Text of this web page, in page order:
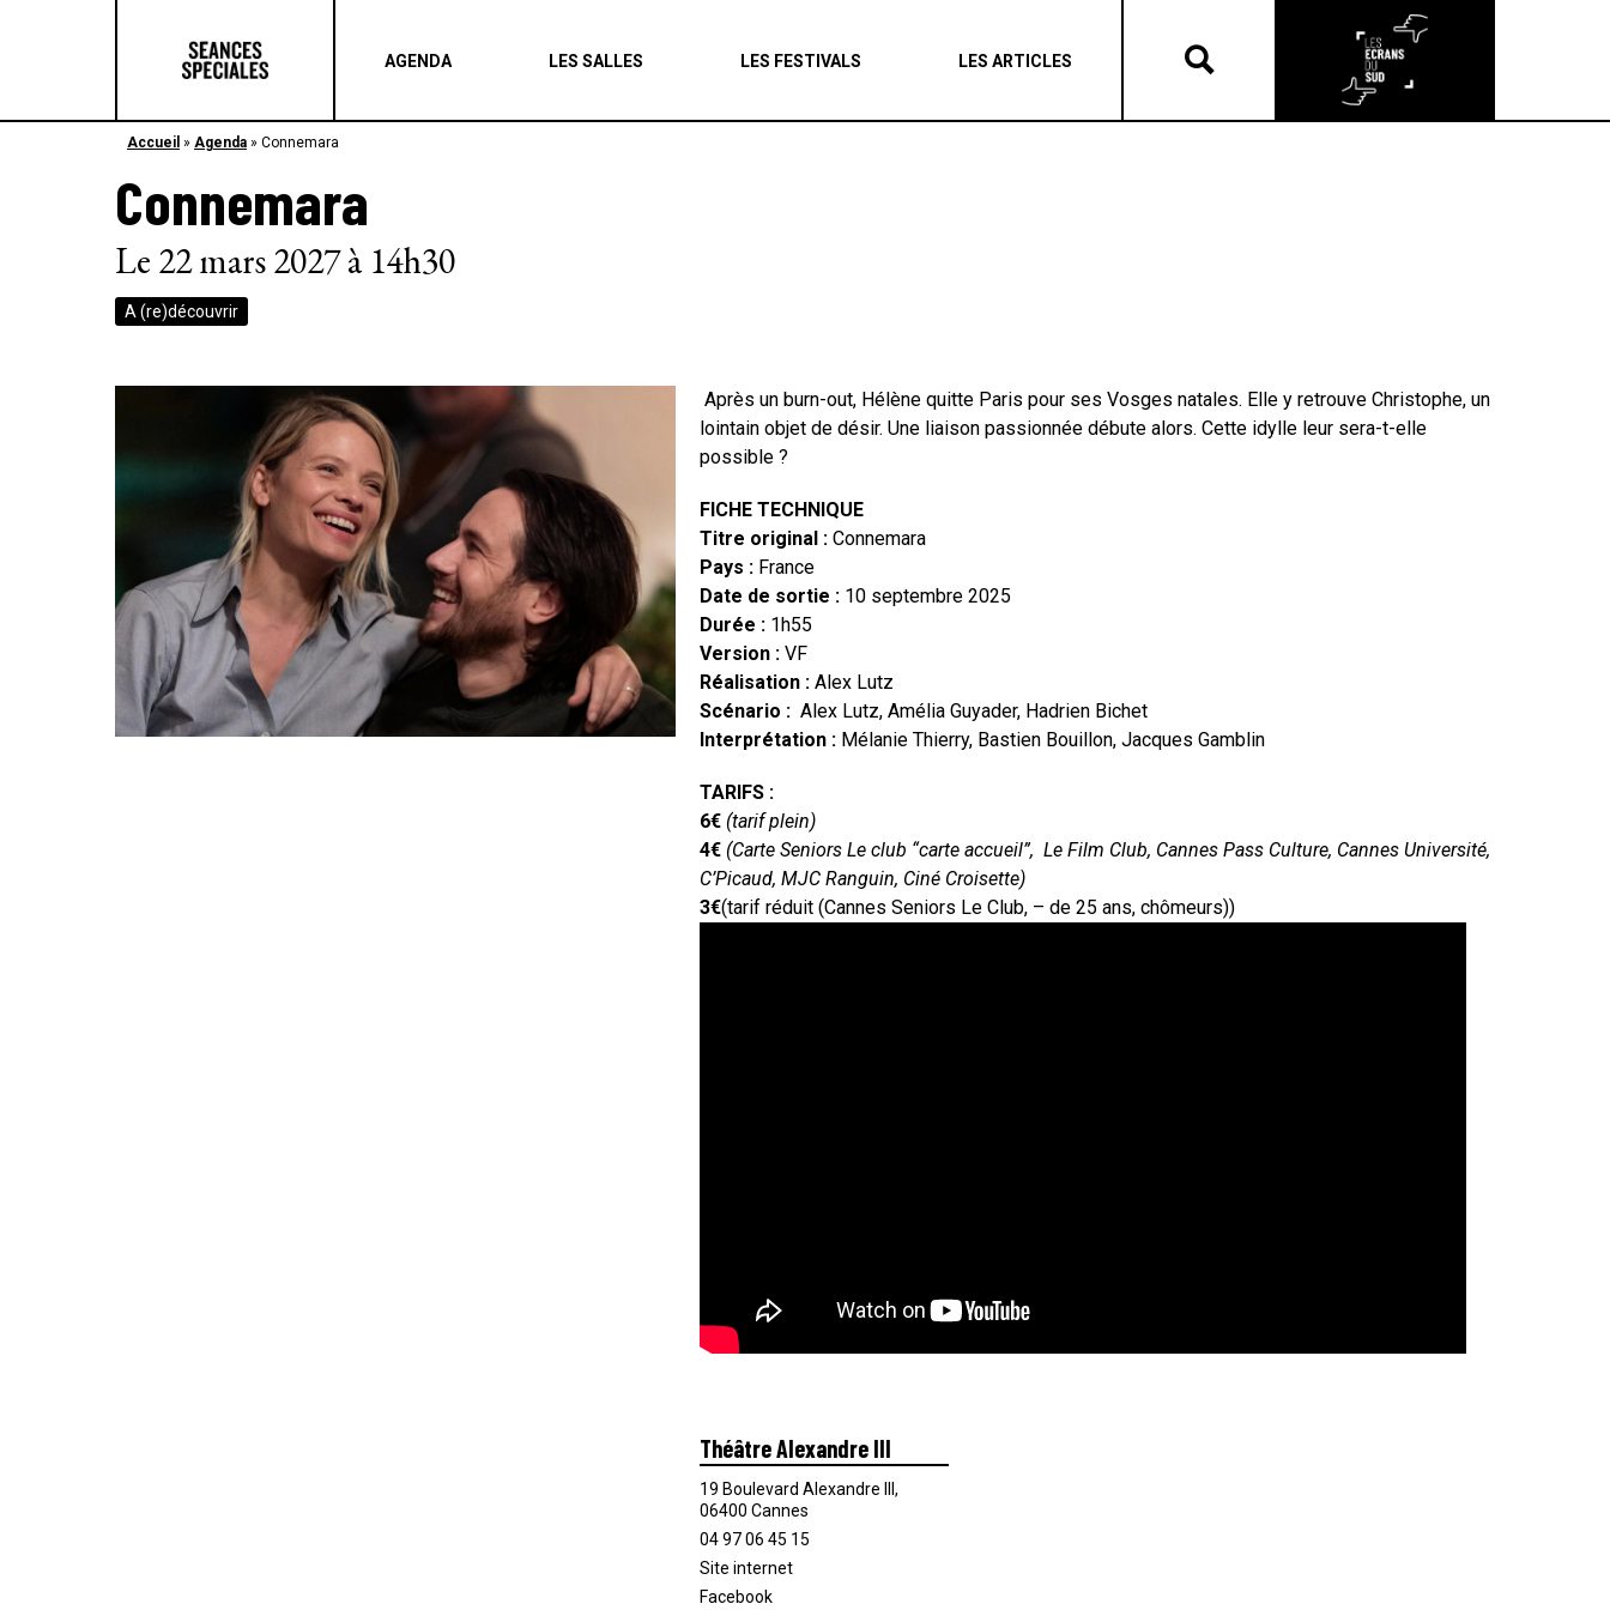
AGENDA LES SALLES LES FESTIVALS LES ARTICLES
Accueil » Agenda » Connemara
Connemara
Le 22 mars 2027 à 14h30
A (re)découvrir
Après un burn-out, Hélène quitte Paris pour ses Vosges natales. Elle y retrouve Christophe, un
lointain objet de désir. Une liaison passionnée débute alors. Cette idylle leur sera-t-elle
possible ?
FICHE TECHNIQUE
Titre original :Connemara
Pays : France
Date de sortie : 10 septembre 2025
Durée : 1h55
Version : VF
Réalisation : Alex Lutz
Scénario : Alex Lutz, Amélia Guyader, Hadrien Bichet
Interprétation : Mélanie Thierry, Bastien Bouillon, Jacques Gamblin
TARIFS :
6€ (tarif plein)
4€ (Carte Seniors Le club “carte accueil”, Le Film Club, Cannes Pass Culture, Cannes Université,
C’Picaud, MJC Ranguin, Ciné Croisette)
3€(tarif réduit (Cannes Seniors Le Club, – de 25 ans, chômeurs))
Théâtre Alexandre III
19 Boulevard Alexandre III,
06400 Cannes
04 97 06 45 15
Site internet
Facebook